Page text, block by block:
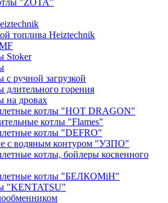
"ZOTA"
топлива Heiztechnik
Stoker
ручной загрузкой
длительного горения
на дровах
котлы "HOT DRAGON"
котлы "Flames"
котлы "DEFRO"
с водяным контуром "УЗПО"
котлы, бойлеры косвенного
котлы "БЕЛКОМiН"
"KENTATSU"